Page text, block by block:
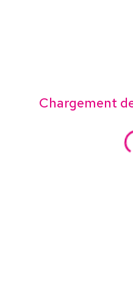
Chargement